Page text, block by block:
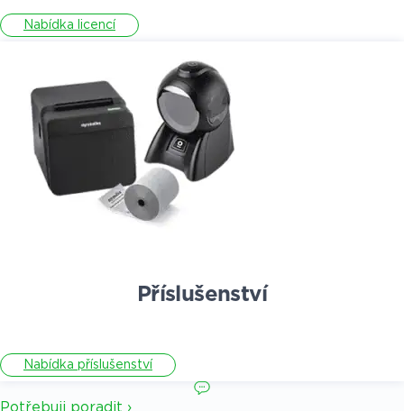
Nabídka licencí
Příslušenství
Nabídka příslušenství
Potřebuji poradit ›